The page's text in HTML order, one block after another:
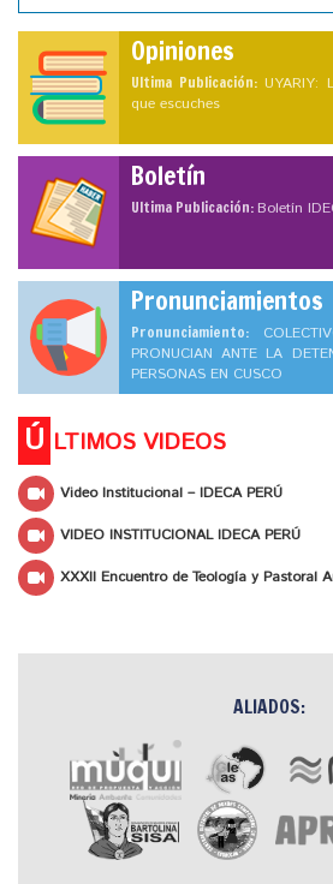
Opiniones
Ultima Publicación: UYARIY:
que escuches
Boletín
Ultima Publicación:Boletín
Pronunciamientos
Pronunciamiento:
PRONUCIAN ANTE LA
PERSONAS EN CUSCO
Ú LTIMOS VIDEOS
Video Institucional – IDECA PERÚ
VIDEO INSTITUCIONAL IDECA PERÚ
XXXII Encuentro de Teología y Pastoral
ALIADOS: